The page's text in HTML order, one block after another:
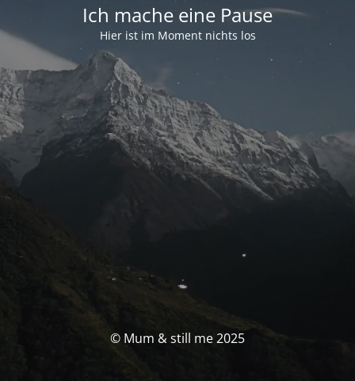
Ich mache eine Pause
Hier ist im Moment nichts los
© Mum & still me 2025